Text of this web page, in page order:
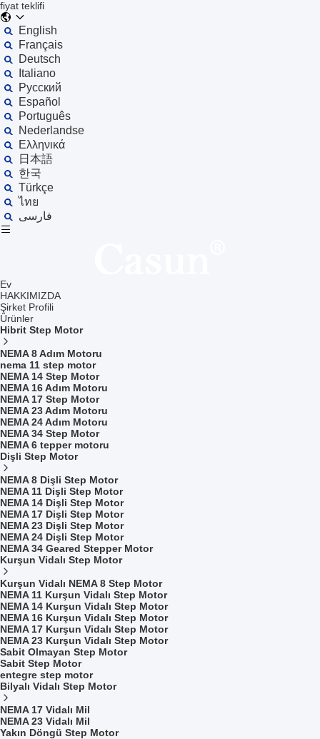
fiyat teklifi
English
Français
Deutsch
Italiano
Русский
Español
Português
Nederlandse
Ελληνικά
日本語
한국
Türkçe
ไทย
فارسی
Ev
HAKKIMIZDA
Şirket Profili
Ürünler
Hibrit Step Motor
NEMA 8 Adım Motoru
nema 11 step motor
NEMA 14 Step Motor
NEMA 16 Adım Motoru
NEMA 17 Step Motor
NEMA 23 Adım Motoru
NEMA 24 Adım Motoru
NEMA 34 Step Motor
NEMA 6 tepper motoru
Dişli Step Motor
NEMA 8 Dişli Step Motor
NEMA 11 Dişli Step Motor
NEMA 14 Dişli Step Motor
NEMA 17 Dişli Step Motor
NEMA 23 Dişli Step Motor
NEMA 24 Dişli Step Motor
NEMA 34 Geared Stepper Motor
Kurşun Vidalı Step Motor
Kurşun Vidalı NEMA 8 Step Motor
NEMA 11 Kurşun Vidalı Step Motor
NEMA 14 Kurşun Vidalı Step Motor
NEMA 16 Kurşun Vidalı Step Motor
NEMA 17 Kurşun Vidalı Step Motor
NEMA 23 Kurşun Vidalı Step Motor
Sabit Olmayan Step Motor
Sabit Step Motor
entegre step motor
Bilyalı Vidalı Step Motor
NEMA 17 Vidalı Mil
NEMA 23 Vidalı Mil
Yakın Döngü Step Motor